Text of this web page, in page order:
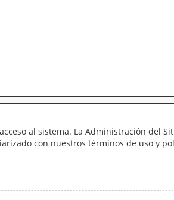
al sistema. La Administración del
con nuestros términos de uso y